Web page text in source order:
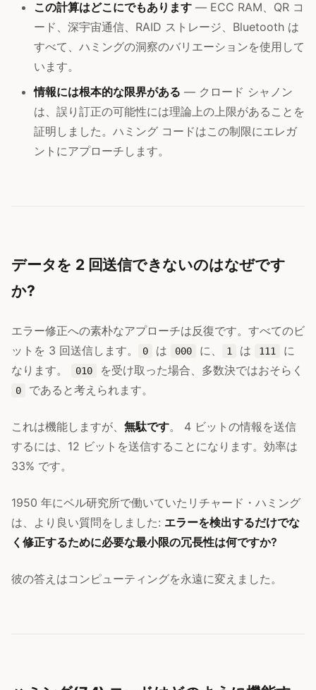
この計算はどこにでもあります — ECC RAM、QR コ
ード、深宇宙通信、RAID ストレージ、Bluetooth は
すべて、ハミングの洞察のバリエーションを使用して
います。
情報には根本的な限界がある — クロード シャノン
は、誤り訂正の可能性には理論上の上限があることを
証明しました。ハミング コードはこの制限にエレガ
ントにアプローチします。
データを 2 回送信できないのはなぜです
か?
エラー修正への素朴なアプローチは反復です。すべてのビ
ットを 3 回送信します。
0 は 000 に、 1 は 111
に
なります。
010 を受け取った場合、多数決ではおそらく
0 であると考えられます。
これは機能しますが、 無駄です。 4 ビットの情報を送信
するには、12 ビットを送信することになります。効率は
33% です。
1950 年にベル研究所で働いていたリチャード・ハミング
は、より良い質問をしました: エラーを検出するだけでな
く修正するために必要な最小限の冗長性は何ですか?
彼の答えはコンピューティングを永遠に変えました。